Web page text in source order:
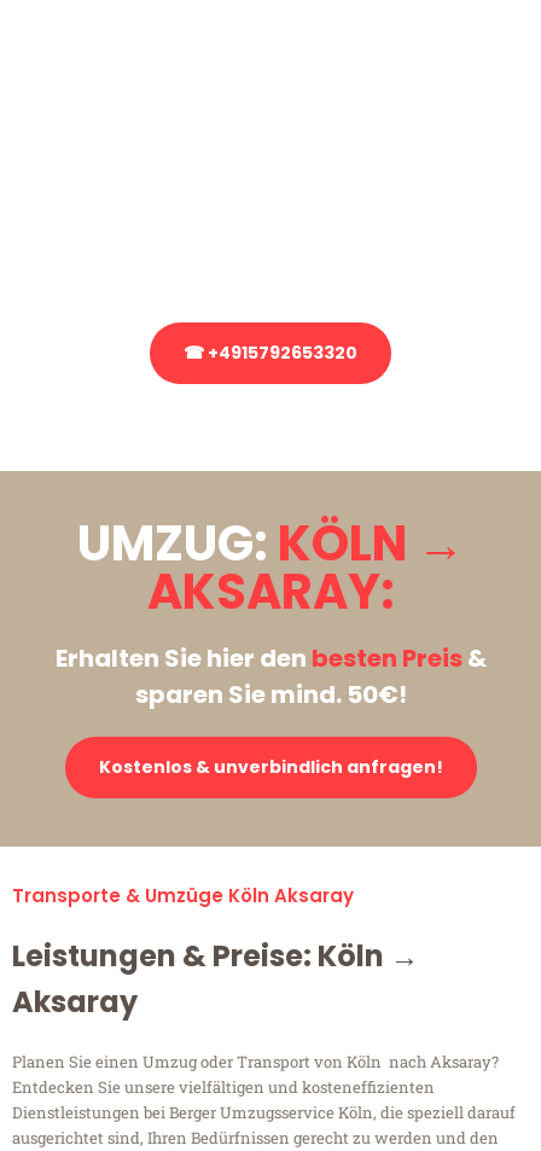
☎ +4915792653320
UMZUG: KÖLN →
AKSARAY:
Erhalten Sie hier den besten Preis&
sparen Sie mind. 50€!
Kostenlos & unverbindlich anfragen!
Transporte & Umzüge Köln Aksaray
Leistungen & Preise: Köln →
Aksaray
Planen Sie einen Umzug oder Transport von Köln nach Aksaray?
Entdecken Sie unsere vielfältigen und kosteneffizienten
Dienstleistungen bei Berger Umzugsservice Köln, die speziell darauf
ausgerichtet sind, Ihren Bedürfnissen gerecht zu werden und den